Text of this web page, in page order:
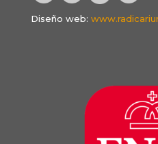
Diseño web: